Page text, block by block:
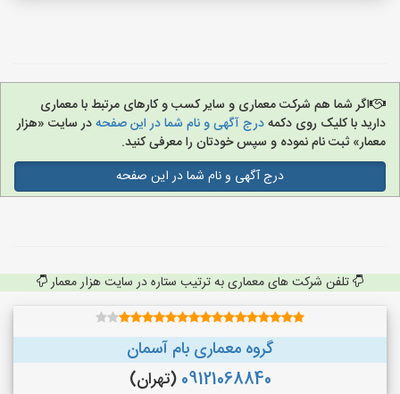
اگر شما هم شرکت معماری و سایر کسب و کارهای مرتبط با معماری
دارید با کلیک روی دکمهدرج آگهی و نام شما در این صفحهدر سایت «هزار
معمار» ثبت نام نموده و سپس خودتان را معرفی کنید.
درج آگهی و نام شما در این صفحه
تلفن شرکت های معماری به ترتیب ستاره در سایت هزار معمار
گروه معماری بام آسمان
09121068840 (تهران)